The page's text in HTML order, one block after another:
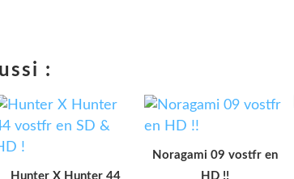
:
Hunter X Hunter 44
Noragami 09 vostfr en
HD !!